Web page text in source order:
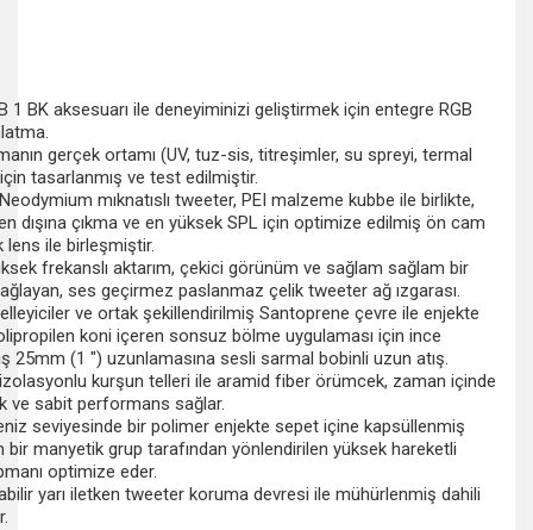
1 BK aksesuarı ile deneyiminizi geliştirmek için entegre RGB
gerçek ortamı (UV, tuz-sis, titreşimler, su spreyi, termal
tasarlanmış ve test edilmiştir.
mıknatıslı tweeter, PEI malzeme kubbe ile birlikte,
dışına çıkma ve en yüksek SPL için optimize edilmiş ön cam
lens ile birleşmiştir.
frekanslı aktarım, çekici görünüm ve sağlam sağlam bir
ses geçirmez paslanmaz çelik tweeter ağ ızgarası.
ve ortak şekillendirilmiş Santoprene çevre ile enjekte
koni içeren sonsuz bölme uygulaması için ince
25mm (1 ") uzunlamasına sesli sarmal bobinli uzun atış.
kurşun telleri ile aramid fiber örümcek, zaman içinde
ve sabit performans sağlar.
seviyesinde bir polimer enjekte sepet içine kapsüllenmiş
bir manyetik grup tarafından yönlendirilen yüksek hareketli
optimize eder.
yarı iletken tweeter koruma devresi ile mühürlenmiş dahili